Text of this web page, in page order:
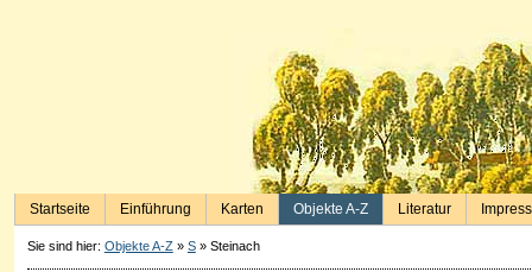
Startseite Einführung Karten Objekte A-Z Literatur
Sie sind hier: Objekte A-Z» S» Steinach